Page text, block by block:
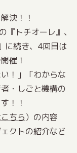
決！！
トチオーレ』、
に続き、4回目は
催！
！」「わからな
・しごと機構の
！！
ちら）の内容
クトの紹介など